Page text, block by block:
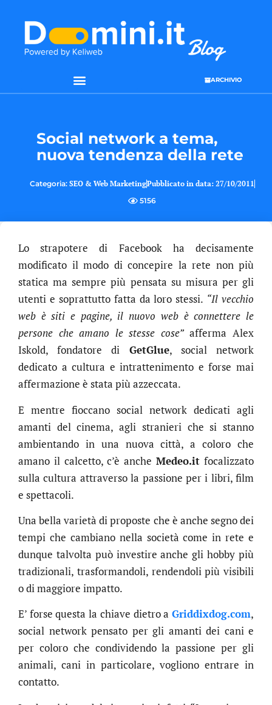
ARCHIVIO
Social network a tema,
nuova tendenza della rete
Categoria: SEO & Web MarketingPubblicato in data: 27/10/2011
5156
Lo strapotere di Facebook ha decisamente
modificato il modo di concepire la rete non più
statica ma sempre più pensata su misura per gli
utenti e soprattutto fatta da loro stessi. “Il vecchio
web è siti e pagine, il nuovo web è connettere le
persone che amano le stesse cose”afferma Alex
Iskold, fondatore di GetGlue, social network
dedicato a cultura e intrattenimento e forse mai
affermazione è stata più azzeccata.
E mentre fioccano social network dedicati agli
amanti del cinema, agli stranieri che si stanno
ambientando in una nuova città, a coloro che
amano il calcetto, c’è ancheMedeo.it focalizzato
sulla cultura attraverso la passione per i libri, film
e spettacoli.
Una bella varietà di proposte che è anche segno dei
tempi che cambiano nella società come in rete e
dunque talvolta può investire anche gli hobby più
tradizionali, trasformandoli, rendendoli più visibili
o di maggiore impatto.
E’ forse questa la chiave dietro a Griddixdog.com,
social network pensato per gli amanti dei cani e
per coloro che condividendo la passione per gli
animali, cani in particolare, vogliono entrare in
contatto.